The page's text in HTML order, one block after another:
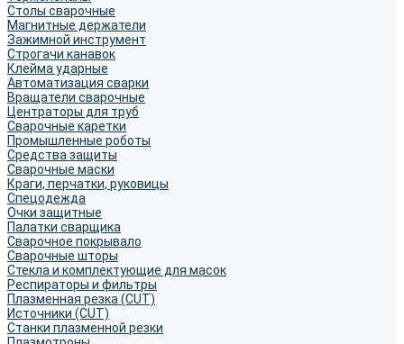
Столы сварочные
Магнитные держатели
Зажимной инструмент
Строгачи канавок
Клейма ударные
Автоматизация сварки
Вращатели сварочные
Центраторы для труб
Сварочные каретки
Промышленные роботы
Средства защиты
Сварочные маски
Краги, перчатки, руковицы
Спецодежда
Очки защитные
Палатки сварщика
Сварочное покрывало
Сварочные шторы
Стекла и комплектующие для масок
Респираторы и фильтры
Плазменная резка (CUT)
Источники (CUT)
Станки плазменной резки